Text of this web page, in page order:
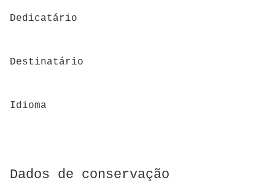
Dedicatário
Destinatário
Idioma
Dados de conservação